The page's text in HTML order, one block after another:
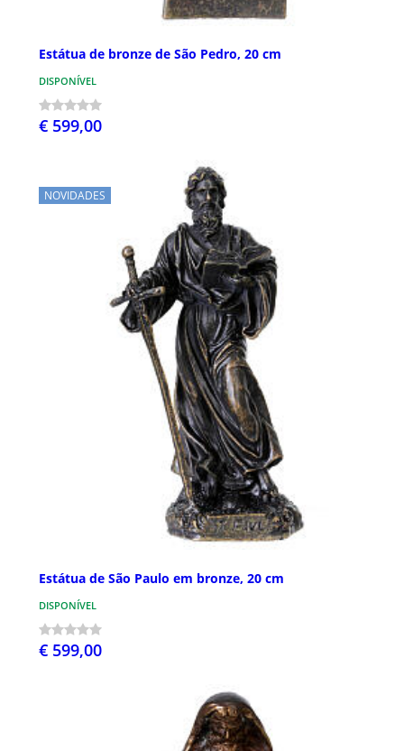
Estátua de bronze de São Pedro, 20 cm
DISPONÍVEL
€ 599,00
NOVIDADES
Estátua de São Paulo em bronze, 20 cm
DISPONÍVEL
€ 599,00